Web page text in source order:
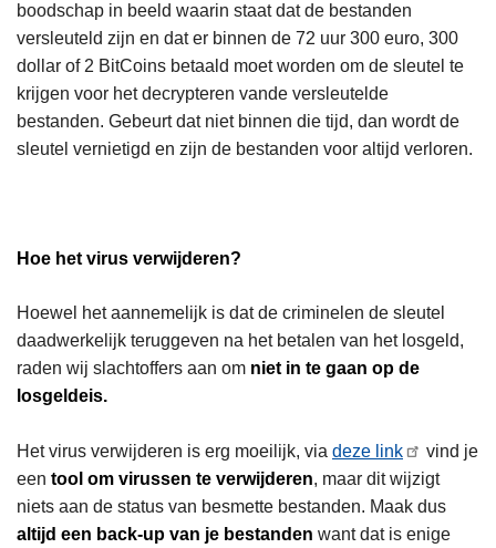
boodschap in beeld waarin staat dat de bestanden
versleuteld zijn en dat er binnen de 72 uur 300 euro, 300
dollar of 2 BitCoins betaald moet worden om de sleutel te
krijgen voor het decrypteren vande versleutelde
bestanden. Gebeurt dat niet binnen die tijd, dan wordt de
sleutel vernietigd en zijn de bestanden voor altijd verloren.
Hoe het virus verwijderen?
Hoewel het aannemelijk is dat de criminelen de sleutel
daadwerkelijk teruggeven na het betalen van het losgeld,
raden wij slachtoffers aan om niet in te gaan op de
losgeldeis.
Het virus verwijderen is erg moeilijk, via deze link
vind je
een tool om virussen te verwijderen, maar dit wijzigt
niets aan de status van besmette bestanden. Maak dus
altijd een back-up van je bestanden want dat is enige